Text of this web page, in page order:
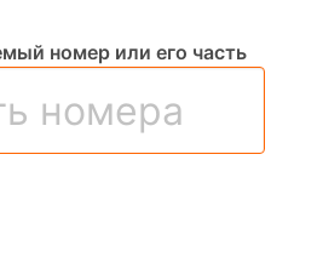
номер или его часть